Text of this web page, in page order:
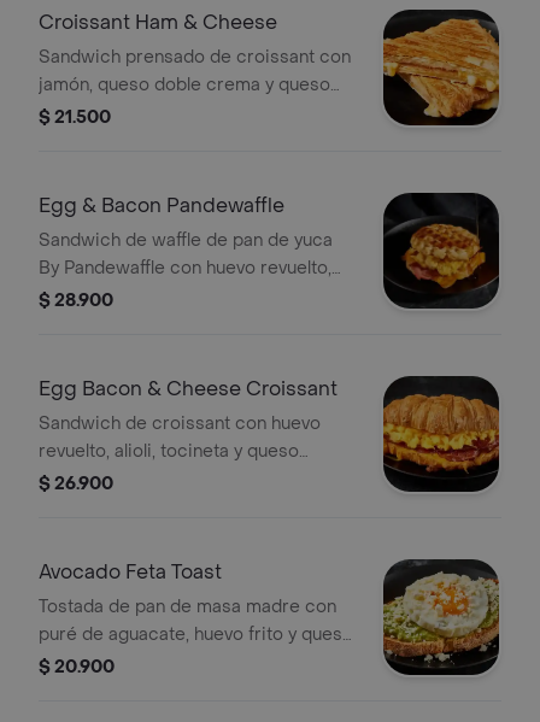
Croissant Ham & Cheese
Sandwich prensado de croissant con
jamón, queso doble crema y queso
cheddar.
$ 21.500
Egg & Bacon Pandewaffle
Sandwich de waffle de pan de yuca
By Pandewaffle con huevo revuelto,
queso cheddar, tocineta crocante y
$ 28.900
Egg Bacon & Cheese Croissant
Sandwich de croissant con huevo
revuelto, alioli, tocineta y queso
cheddar.
$ 26.900
Avocado Feta Toast
Tostada de pan de masa madre con
puré de aguacate, huevo frito y queso
feta.
$ 20.900